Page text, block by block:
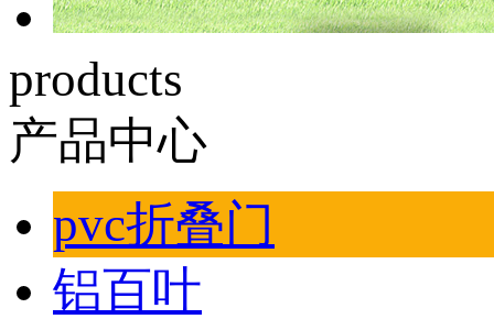
products
产品中心
pvc折叠门
铝百叶